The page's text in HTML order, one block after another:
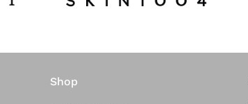
Shop